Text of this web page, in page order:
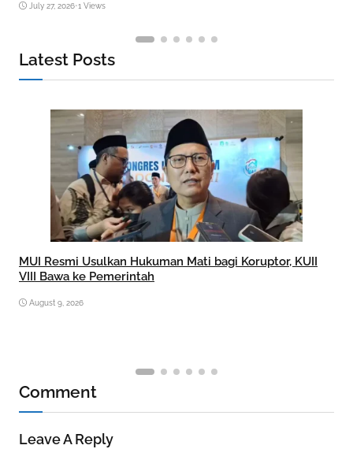
July 27, 2026•1 Views
Latest Posts
MUI Resmi Usulkan Hukuman Mati bagi Koruptor, KUII
VIII Bawa ke Pemerintah
August 9, 2026
Comment
Leave A Reply